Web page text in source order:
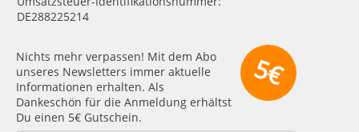
DE288225214
5€
Nichts mehr verpassen! Mit dem Abo
unseres Newsletters immer aktuelle
Informationen erhalten. Als
Dankeschön für die Anmeldung erhältst
Du einen 5€ Gutschein.